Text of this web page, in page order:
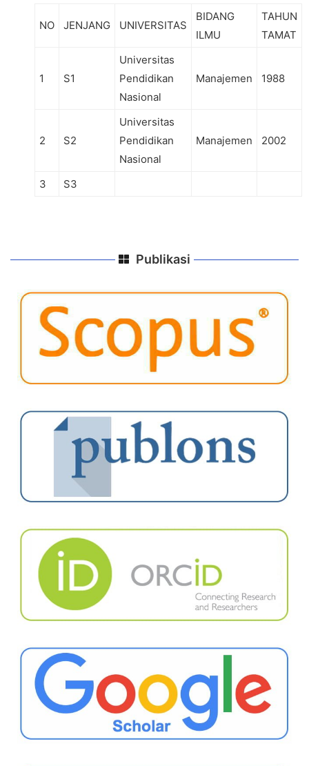
NO JENJANG UNIVERSITAS
BIDANG
ILMU
TAHUN
TAMAT
1 S1
Universitas
Pendidikan
Nasional
Manajemen 1988
2 S2
Universitas
Pendidikan
Nasional
Manajemen 2002
3 S3
Publikasi